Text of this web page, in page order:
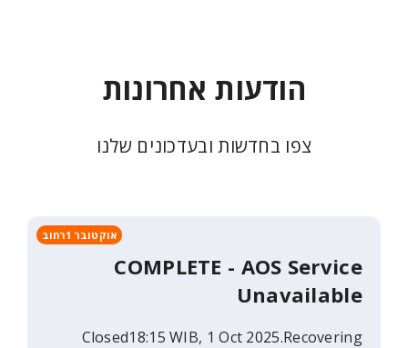
אחרונות
בחדשות ובעדכונים שלנו
COMPLETE - AOS
Closed18:15 WIB, 1 Oct